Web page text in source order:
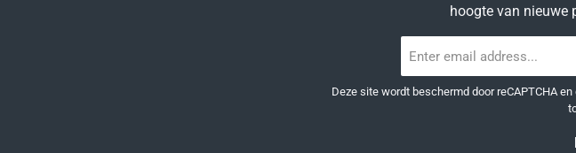
hoogte van nieuwe
mailadres
Deze site wordt beschermd door reCAPTCHA en